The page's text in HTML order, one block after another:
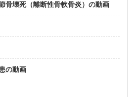
骨壊死（離断性骨軟骨炎）の動画
の動画